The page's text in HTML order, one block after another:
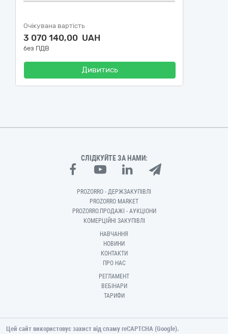
Очікувана вартість
3 070 140,00 UAH
без ПДВ
Дивитись
СЛІДКУЙТЕ ЗА НАМИ:
PROZORRO - ДЕРЖЗАКУПІВЛІ
PROZORRO MARKET
PROZORRO.ПРОДАЖІ - АУКЦІОНИ
КОМЕРЦІЙНІ ЗАКУПІВЛІ
НАВЧАННЯ
НОВИНИ
КОНТАКТИ
ПРО НАС
РЕГЛАМЕНТ
ВЕБІНАРИ
ТАРИФИ
Цей сайт використовує захист від спаму reCAPTCHA (Google).